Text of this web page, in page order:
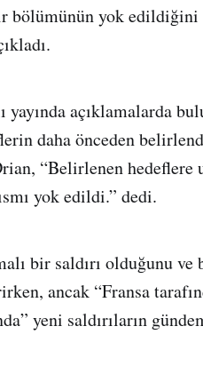
yok edildiğini
açıklamalarda
daha önceden
“Belirlenen hedeflere
yok edildi.” dedi.
bir saldırı olduğunu ve
ancak “Fransa
yeni saldırıların